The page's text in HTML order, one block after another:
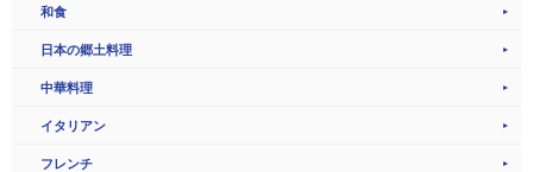
和食
日本の郷土料理
中華料理
イタリアン
フレンチ